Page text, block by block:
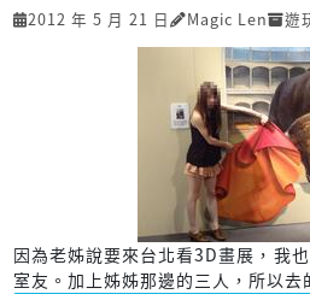
2012 年 5 月 21 日 Magic Len 遊
因為老姊說要來台北看3D畫展，我
室友。加上姊姊那邊的三人，所以去